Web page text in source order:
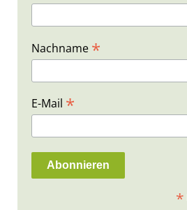
Nachname *
E-Mail *
*